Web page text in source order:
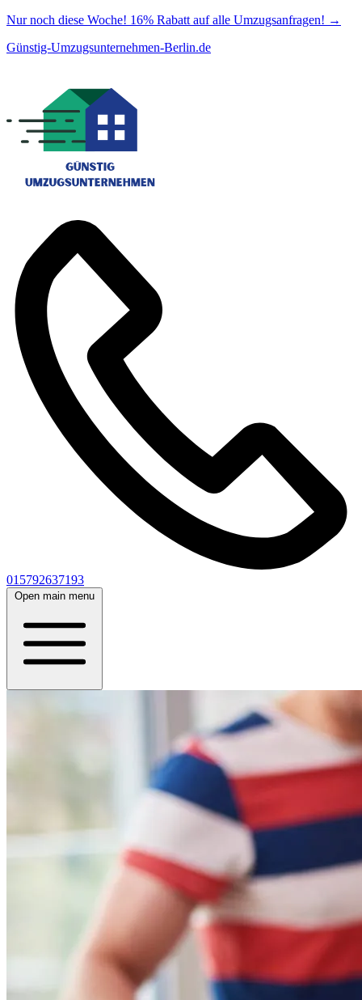
Nur noch diese Woche! 16% Rabatt auf alle Umzugsanfragen! →
Günstig-Umzugsunternehmen-Berlin.de
015792637193
Open main menu